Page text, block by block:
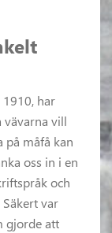
har
vill
måfå kan
oss in i en
och
var
gjorde att